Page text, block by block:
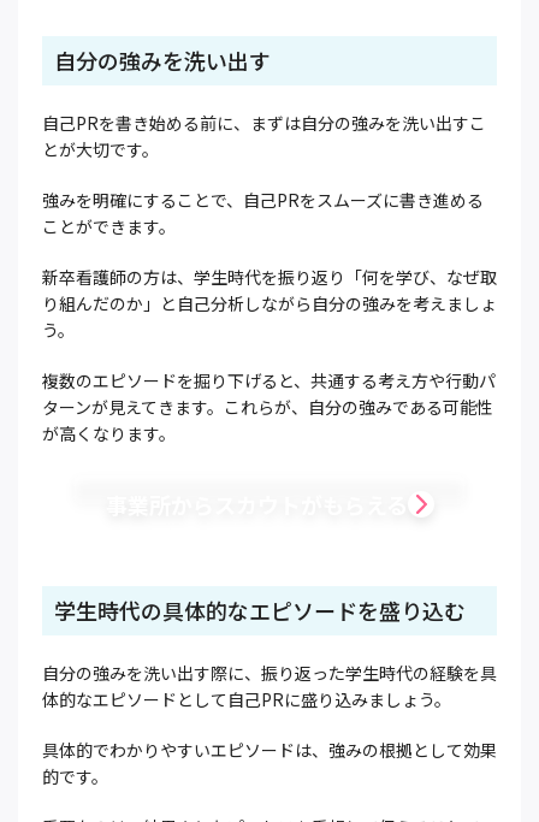
自分の強みを洗い出す
自己PRを書き始める前に、まずは自分の強みを洗い出すこ
とが大切です。
強みを明確にすることで、自己PRをスムーズに書き進める
ことができます。
新卒看護師の方は、学生時代を振り返り「何を学び、なぜ取
り組んだのか」と自己分析しながら自分の強みを考えましょ
う。
複数のエピソードを掘り下げると、共通する考え方や行動パ
ターンが見えてきます。これらが、自分の強みである可能性
が高くなります。
学生時代の具体的なエピソードを盛り込む
自分の強みを洗い出す際に、振り返った学生時代の経験を具
体的なエピソードとして自己PRに盛り込みましょう。
具体的でわかりやすいエピソードは、強みの根拠として効果
的です。